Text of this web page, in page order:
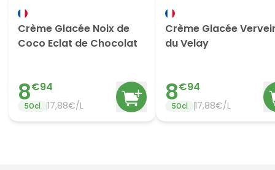
Crème Glacée Noix de
Coco Eclat de Chocolat
8€94
50cl 17,88€/L
Crème Glacée
du Velay
8€94
50cl 17,88€/L